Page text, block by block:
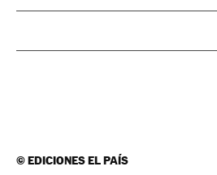
©EDICIONES EL PAÍS